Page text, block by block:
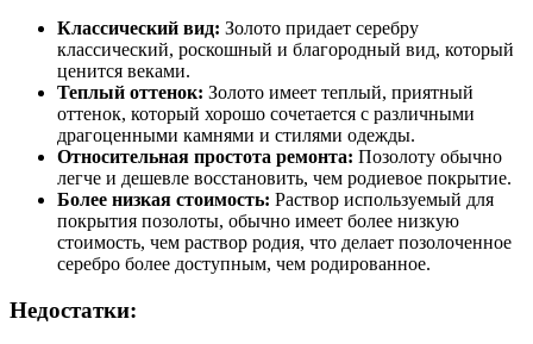
Классический вид: Золото придает серебру
классический, роскошный и благородный вид, который
ценится веками.
Теплый оттенок: Золото имеет теплый, приятный
оттенок, который хорошо сочетается с различными
драгоценными камнями и стилями одежды.
Относительная простота ремонта: Позолоту обычно
легче и дешевле восстановить, чем родиевое покрытие.
Более низкая стоимость: Раствор используемый для
покрытия позолоты, обычно имеет более низкую
стоимость, чем раствор родия, что делает позолоченное
серебро более доступным, чем родированное.
Недостатки: